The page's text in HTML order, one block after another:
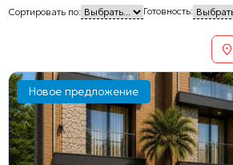
Сортировать по: Готовность:
Новое предложение